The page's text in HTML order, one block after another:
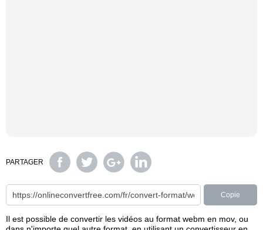
PARTAGER
Copie
Il est possible de convertir les vidéos au format webm en mov, ou